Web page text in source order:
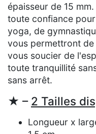
épaisseur de 15
toute confiance
yoga, de
vous permettront
vous soucier de
toute tranquillité
sans arrêt.
★ – 2 Tailles
Longueur x